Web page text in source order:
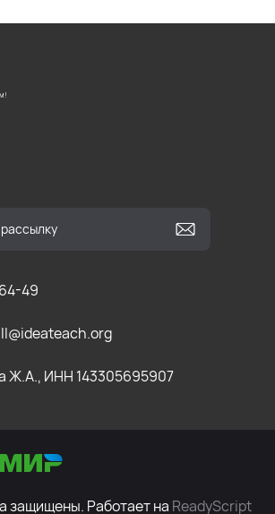
49
Ж.А., ИНН 143305695907
защищены. Работает на ReadyScript